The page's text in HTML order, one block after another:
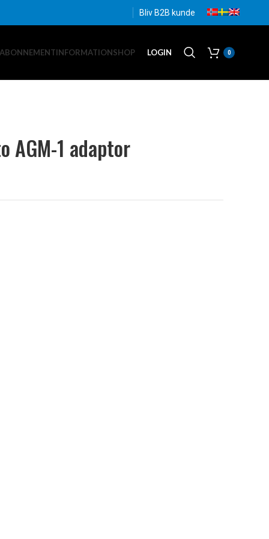
Bliv B2B kunde
INFORMATIONSHOP LOGIN 0
AGM-1 adaptor